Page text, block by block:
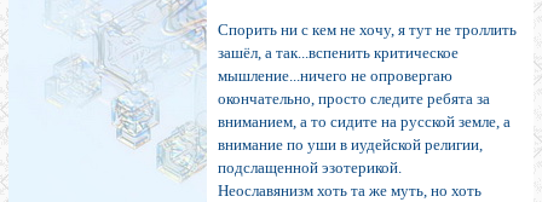
Спорить ни с кем не хочу, я тут не троллить
зашёл, а так...вспенить критическое
мышление...ничего не опровергаю
окончательно, просто следите ребята за
вниманием, а то сидите на русской земле, а
внимание по уши в иудейской религии,
подслащенной эзотерикой.
Неославянизм хоть та же муть, но хоть